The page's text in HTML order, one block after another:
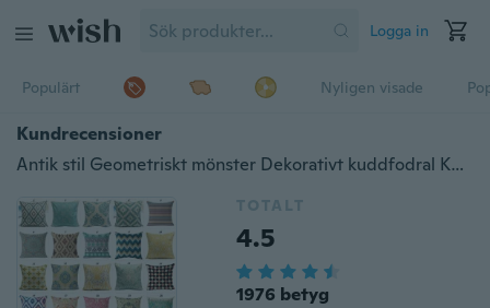
Logga in
Populärt Nyligen visade
Kundrecensioner
Antik stil Geometriskt mönster Dekorativt kuddfodral Kuddfodral Kuddfodral Heminredning
TOTALT
4.5
1976 betyg